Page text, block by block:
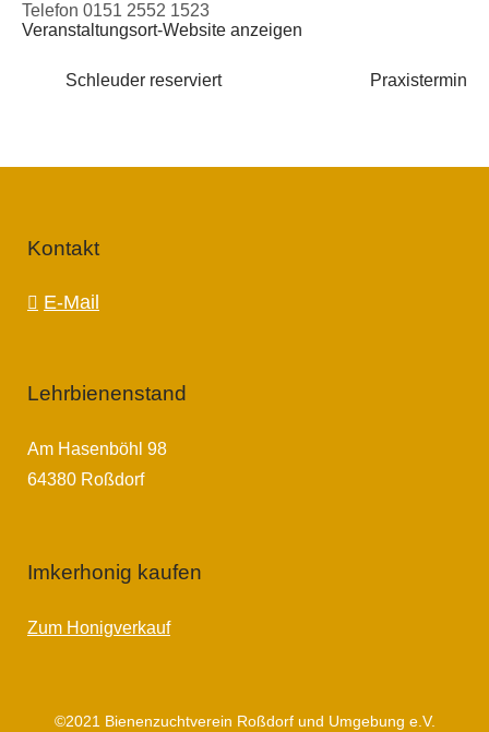
Telefon 0151 2552 1523
Veranstaltungsort-Website anzeigen
Schleuder reserviert Praxistermin
Kontakt
E-Mail
Lehrbienenstand
Am Hasenböhl 98
64380 Roßdorf
Imkerhonig kaufen
Zum Honigverkauf
©2021 Bienenzuchtverein Roßdorf und Umgebung e.V.